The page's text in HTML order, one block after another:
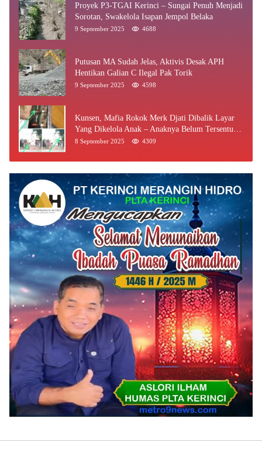
Proyek P3-TGAI Kerinci – Sungai Penuh Menjadi
Sorotan, Swakelola Isapan Jempol Belaka
9 September 2025 4688
Putusan MA Sudah Jelas, Aktivis Desak APH
Hentikan Galian C Ilegal Pak Torik
9 September 2025 4598
Kunsen, Mafia Rokok Merk Djati Dibalik Layar
Yang Dikelola Anak – Anaknya Belum Tersentuh
Bea Cukai Jambi
8 September 2025 4309